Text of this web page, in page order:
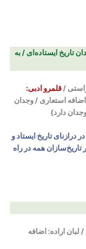
تاریخ ایستاده‌ای / به
/قلمرو ادبی:
استعاری / وجدان
دارد)
درازنای تاریخ ایستاد و
همه در راه
اراده: اضافه